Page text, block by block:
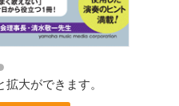
大ができます。